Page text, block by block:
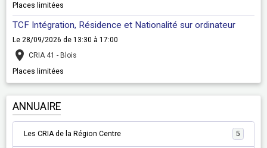
Places limitées
TCF Intégration, Résidence et Nationalité sur ordinateur
Le 28/09/2026 de 13:30 à 17:00
CRIA 41 - Blois
Places limitées
ANNUAIRE
Les CRIA de la Région Centre 5